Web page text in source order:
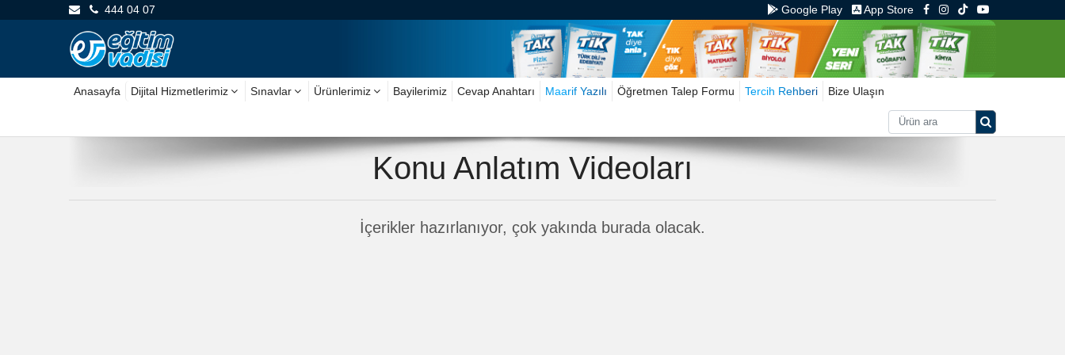
444 04 07 Google Play App Store
Anasayfa Dijital Hizmetlerimiz Sınavlar Ürünlerimiz Bayilerimiz Tercih Rehberi
Cevap Anahtarı Maarif Yazılı Öğretmen Talep Formu Bize Ulaşın
Konu Anlatım Videoları
İçerikler hazırlanıyor, çok yakında burada olacak.